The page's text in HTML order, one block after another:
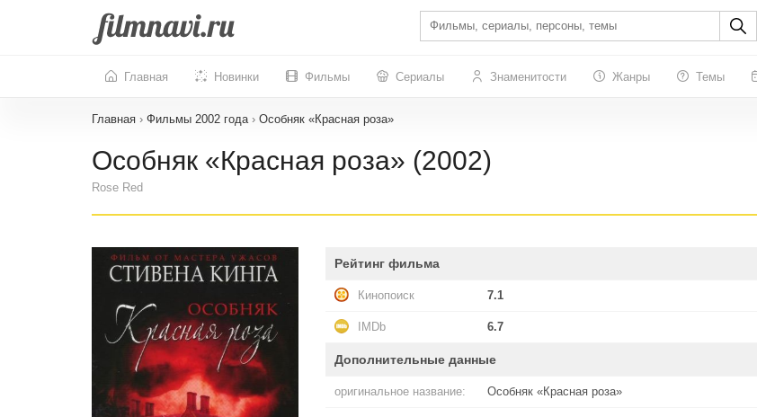
Главная Новинки Фильмы Сериалы Знаменитости Жанры Темы
Главная › Фильмы 2002 года › Особняк «Красная роза»
Особняк «Красная роза» (2002)
Rose Red
Рейтинг фильма
Кинопоиск 7.1
IMDb 6.7
Дополнительные данные
оригинальное название: Особняк «Красная роза»